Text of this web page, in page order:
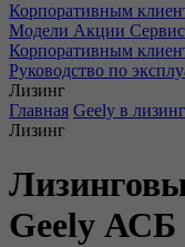
Корпоративным
Модели Акции Сервис
Корпоративным
Руководство по
Лизинг
Главная Geely в лизинг
Лизинг
Geely АСБ